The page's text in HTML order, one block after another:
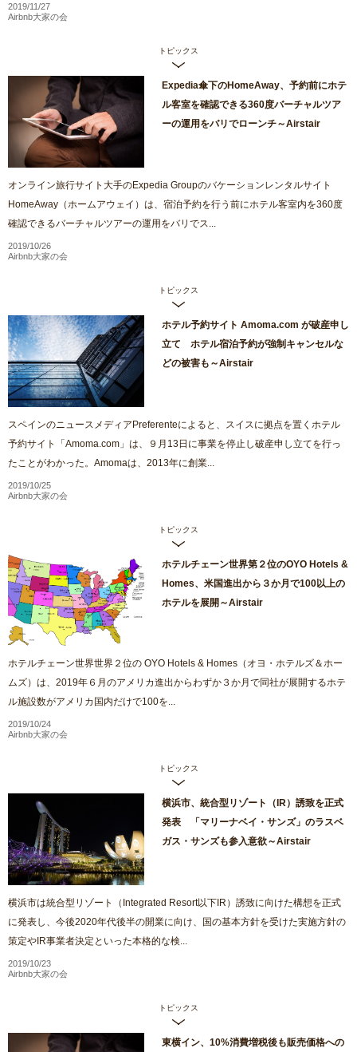
2019/11/27
Airbnb大家の会
トピックス
Expedia傘下のHomeAway、予約前にホテ
ル客室を確認できる360度バーチャルツア
ーの運用をバリでローンチ～Airstair
オンライン旅行サイト大手のExpedia Groupのバケーションレンタルサイト
HomeAway（ホームアウェイ）は、宿泊予約を行う前にホテル客室内を360度
確認できるバーチャルツアーの運用をバリでス...
2019/10/26
Airbnb大家の会
トピックス
ホテル予約サイト Amoma.com が破産申し
立て ホテル宿泊予約が強制キャンセルな
どの被害も～Airstair
スペインのニュースメディアPreferenteによると、スイスに拠点を置くホテル
予約サイト「Amoma.com」は、９月13日に事業を停止し破産申し立てを行っ
たことがわかった。Amomaは、2013年に創業...
2019/10/25
Airbnb大家の会
トピックス
ホテルチェーン世界第２位のOYO Hotels &
Homes、米国進出から３か月で100以上の
ホテルを展開～Airstair
ホテルチェーン世界世界２位の OYO Hotels & Homes（オヨ・ホテルズ＆ホー
ムズ）は、2019年６月のアメリカ進出からわずか３か月で同社が展開するホテ
ル施設数がアメリカ国内だけで100を...
2019/10/24
Airbnb大家の会
トピックス
横浜市、統合型リゾート（IR）誘致を正式
発表 「マリーナベイ・サンズ」のラスベ
ガス・サンズも参入意欲～Airstair
横浜市は統合型リゾート（Integrated Resort以下IR）誘致に向けた構想を正式
に発表し、今後2020年代後半の開業に向け、国の基本方針を受けた実施方針の
策定やIR事業者決定といった本格的な検...
2019/10/23
Airbnb大家の会
トピックス
東横イン、10%消費増税後も販売価格への